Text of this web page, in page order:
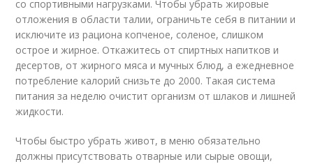
со спортивными нагрузками. Чтобы убрать жировые
отложения в области талии, ограничьте себя в питании и
исключите из рациона копченое, соленое, слишком
острое и жирное. Откажитесь от спиртных напитков и
десертов, от жирного мяса и мучных блюд, а ежедневное
потребление калорий снизьте до 2000. Такая система
питания за неделю очистит организм от шлаков и лишней
жидкости.
Чтобы быстро убрать живот, в меню обязательно
должны присутствовать отварные или сырые овощи,